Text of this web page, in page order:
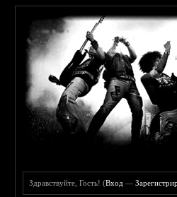
Здравствуйте, Гость! (Вход —